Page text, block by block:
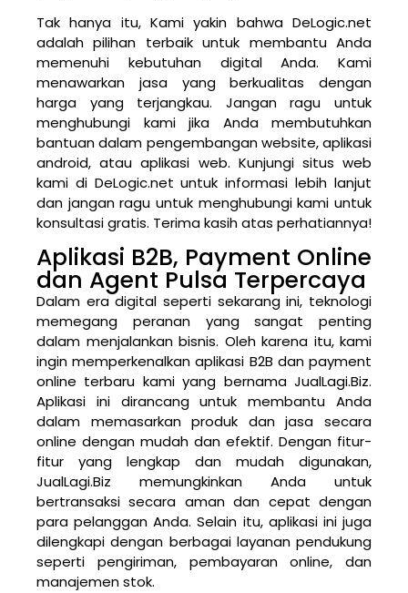
Tak hanya itu, Kami yakin bahwa DeLogic.net
adalah pilihan terbaik untuk membantu Anda
memenuhi kebutuhan digital Anda. Kami
menawarkan jasa yang berkualitas dengan
harga yang terjangkau. Jangan ragu untuk
menghubungi kami jika Anda membutuhkan
bantuan dalam pengembangan website, aplikasi
android, atau aplikasi web. Kunjungi situs web
kami di DeLogic.net untuk informasi lebih lanjut
dan jangan ragu untuk menghubungi kami untuk
konsultasi gratis. Terima kasih atas perhatiannya!
Aplikasi B2B, Payment Online
dan Agent Pulsa Terpercaya
Dalam era digital seperti sekarang ini, teknologi
memegang peranan yang sangat penting
dalam menjalankan bisnis. Oleh karena itu, kami
ingin memperkenalkan aplikasi B2B dan payment
online terbaru kami yang bernama JualLagi.Biz.
Aplikasi ini dirancang untuk membantu Anda
dalam memasarkan produk dan jasa secara
online dengan mudah dan efektif. Dengan fitur-
fitur yang lengkap dan mudah digunakan,
JualLagi.Biz memungkinkan Anda untuk
bertransaksi secara aman dan cepat dengan
para pelanggan Anda. Selain itu, aplikasi ini juga
dilengkapi dengan berbagai layanan pendukung
seperti pengiriman, pembayaran online, dan
manajemen stok.